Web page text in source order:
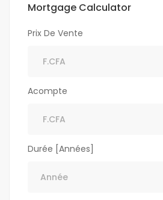
Mortgage Calculator
Prix De Vente
Acompte
Durée [Années]